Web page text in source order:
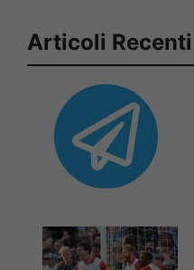
Articoli Recenti